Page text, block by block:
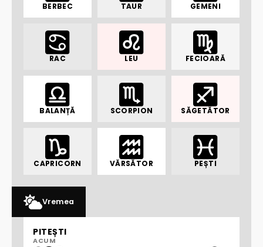
BERBEC TAUR GEMENI
RAC LEU FECIOARĂ
BALANȚĂ SCORPION SĂGETĂTOR
CAPRICORN VĂRSĂTOR PEȘTI
Vremea
PITEȘTI
ACUM